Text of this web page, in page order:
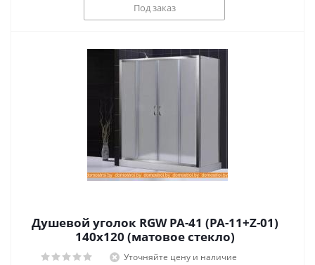
Под заказ
Душевой уголок RGW PA-41 (PA-11+Z-01)
140x120 (матовое стекло)
Уточняйте цену и наличие